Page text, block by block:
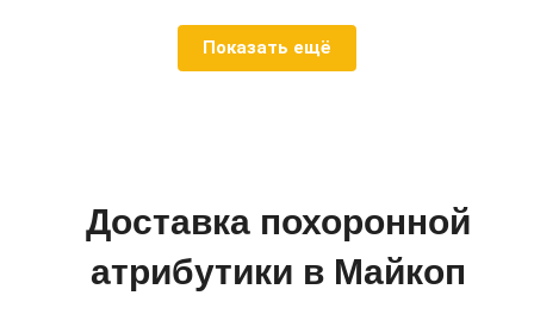
Показать ещё
Доставка похоронной
атрибутики в Майкоп